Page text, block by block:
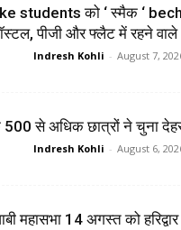
students को ‘ स्मैक ‘ bech
पीजी और फ्लैट में रहने वाले
Indresh Kohli - August 7,
500 से अधिक छात्रों ने चुना
Indresh Kohli - August 6,
महासभा 14 अगस्त को